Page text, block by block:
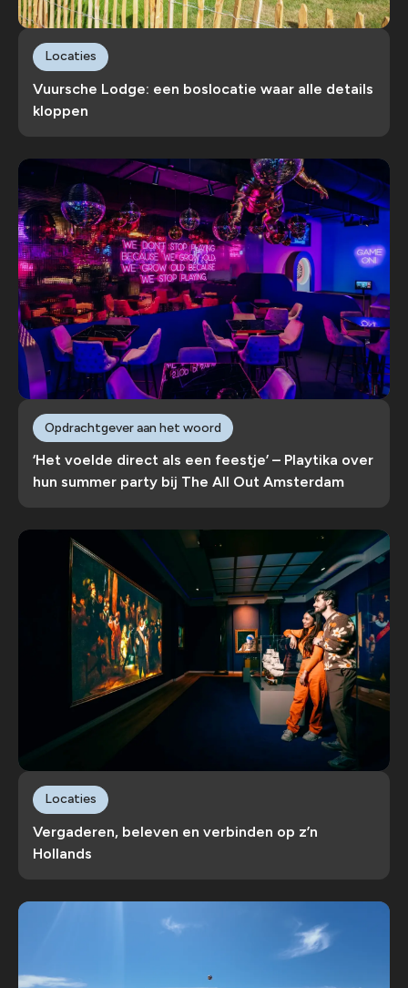
Vuursche Lodge: een boslocatie waar alle details
kloppen
Locaties
‘Het voelde direct als een feestje’ – Playtika over
hun summer party bij The All Out Amsterdam
Opdrachtgever aan het woord
Vergaderen, beleven en verbinden op z’n
Hollands
Locaties